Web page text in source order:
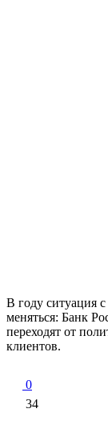
В году ситуация
меняться: Банк
переходят от
клиентов.
0
34